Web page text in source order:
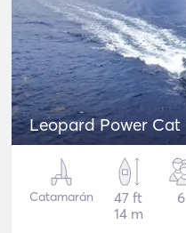
Leopard Power Cat
Catamarán
47 ft
14 m
6